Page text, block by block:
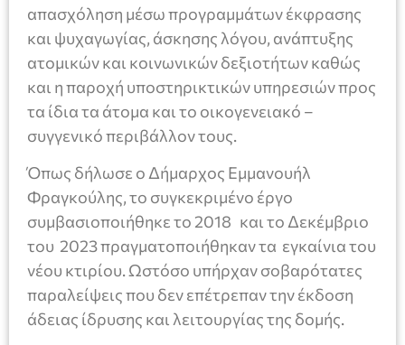
απασχόληση μέσω προγραμμάτων έκφρασης
και ψυχαγωγίας, άσκησης λόγου, ανάπτυξης
ατομικών και κοινωνικών δεξιοτήτων καθώς
και η παροχή υποστηρικτικών υπηρεσιών προς
τα ίδια τα άτομα και το οικογενειακό –
συγγενικό περιβάλλον τους.
Όπως δήλωσε ο Δήμαρχος Εμμανουήλ
Φραγκούλης, το συγκεκριμένο έργο
συμβασιοποιήθηκε το 2018 και το Δεκέμβριο
του 2023 πραγματοποιήθηκαν τα εγκαίνια του
νέου κτιρίου. Ωστόσο υπήρχαν σοβαρότατες
παραλείψεις που δεν επέτρεπαν την έκδοση
άδειας ίδρυσης και λειτουργίας της δομής.